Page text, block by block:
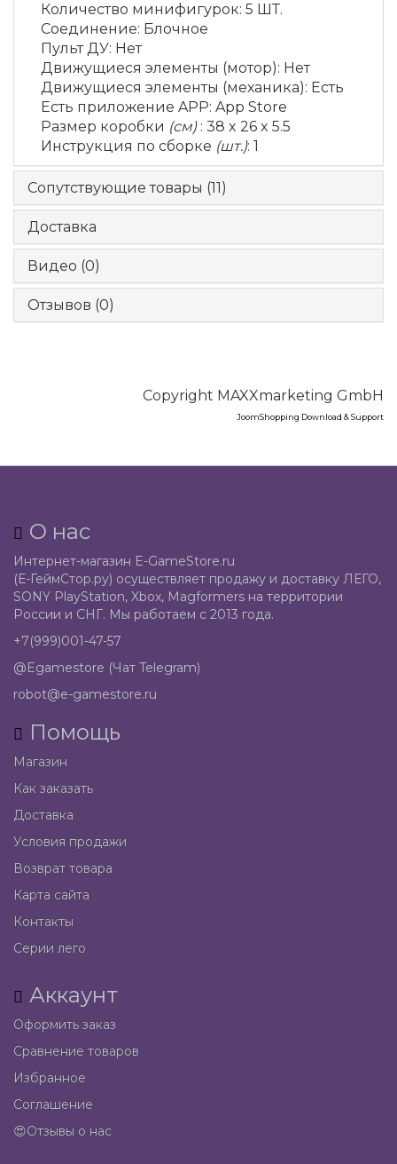
Количество минифигурок: 5 ШТ.
Соединение: Блочное
Пульт ДУ: Нет
Движущиеся элементы (мотор): Нет
Движущиеся элементы (механика): Есть
Есть приложение APP: App Store
Размер коробки (см) : 38 x 26 x 5.5
Инструкция по сборке (шт.): 1
Сопутствующие товары (11)
Доставка
Видео (0)
Отзывов (0)
Copyright MAXXmarketing GmbH
JoomShopping Download & Support
О нас
Интернет-магазин E-GameStore.ru
(Е-ГеймСтор.ру) осуществляет продажу и доставку ЛЕГО,
SONY PlayStation, Xbox, Magformers на территории
России и СНГ. Мы работаем с 2013 года.
+7(999)001-47-57
@Egamestore (Чат Telegram)
robot@e-gamestore.ru
Помощь
Магазин
Как заказать
Доставка
Условия продажи
Возврат товара
Карта сайта
Контакты
Серии лего
Аккаунт
Оформить заказ
Сравнение товаров
Избранное
Соглашение
😍Отзывы о нас